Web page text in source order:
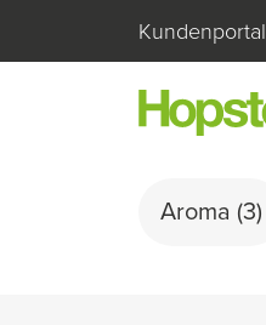
Kundenportal
Aroma (3)